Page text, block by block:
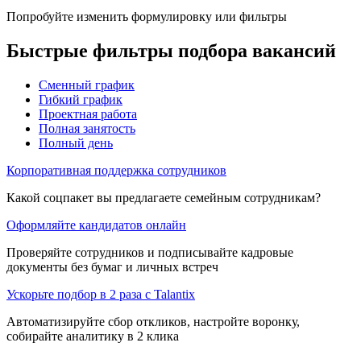
Попробуйте изменить формулировку или фильтры
Быстрые фильтры подбора вакансий
Сменный график
Гибкий график
Проектная работа
Полная занятость
Полный день
Корпоративная поддержка сотрудников
Какой соцпакет вы предлагаете семейным сотрудникам?
Оформляйте кандидатов онлайн
Проверяйте сотрудников и подписывайте кадровые
документы без бумаг и личных встреч
Ускорьте подбор в 2 раза с Talantix
Автоматизируйте сбор откликов, настройте воронку,
собирайте аналитику в 2 клика